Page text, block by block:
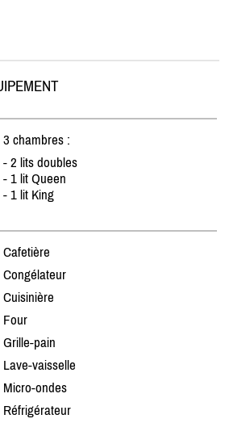
3 chambres :
- 2 lits doubles
- 1 lit Queen
- 1 lit King
Cafetière
Congélateur
Cuisinière
Four
Grille-pain
Lave-vaisselle
Micro-ondes
Réfrigérateur